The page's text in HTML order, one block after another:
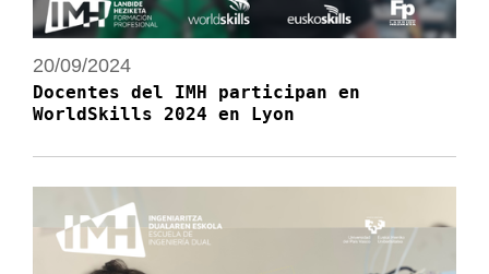
20/09/2024
Docentes del IMH participan en
WorldSkills 2024 en Lyon